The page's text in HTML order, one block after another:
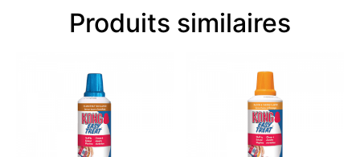
Produits similaires